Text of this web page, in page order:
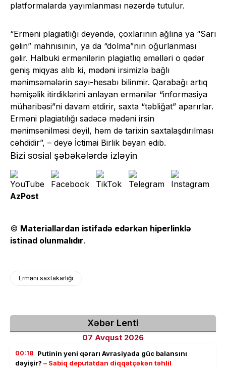
platformalarda yayımlanması nəzərdə tutulur.
“Erməni plagiatlığı deyəndə, çoxlarının ağlına ya “Sarı
gəlin” mahnısının, ya da “dolma”nın oğurlanması
gəlir. Halbuki ermənilərin plagiatlıq əməlləri o qədər
geniş miqyas alıb ki, mədəni irsimizlə bağlı
mənimsəmələrin sayı-hesabı bilinmir. Qarabağı artıq
həmişəlik itirdiklərini anlayan ermənilər “informasiya
müharibəsi”ni davam etdirir, saxta “təbliğat” aparırlar.
Erməni plagiatılığı sadəcə mədəni irsin
mənimsənilməsi deyil, həm də tarixin saxtalaşdırılması
cəhdidir”, – deyə İctimai Birlik bəyan edib.
Bizi sosial şəbəkələrdə izləyin
AzPost
© Materiallardan istifadə edərkən hiperlinklə
istinad olunmalıdır.
Erməni saxtakarlığı
Xəbər Lenti
07 Avqust 2026
00:18 Putinin yeni qərarı Avrasiyada güc balansını
dəyişir? – Sabiq deputatdan diqqətçəkən təhlil